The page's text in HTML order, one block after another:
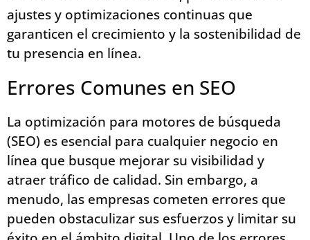
ajustes y optimizaciones continuas que
garanticen el crecimiento y la sostenibilidad de
tu presencia en línea.
Errores Comunes en SEO
La optimización para motores de búsqueda
(SEO) es esencial para cualquier negocio en
línea que busque mejorar su visibilidad y
atraer tráfico de calidad. Sin embargo, a
menudo, las empresas cometen errores que
pueden obstaculizar sus esfuerzos y limitar su